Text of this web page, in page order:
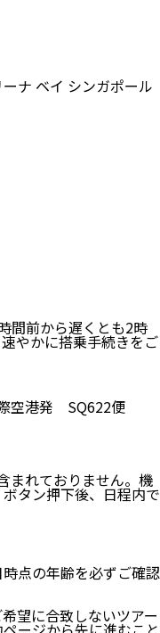
ナ ベイ シンガポール
間前から遅くとも2時
やかに搭乗手続きをご
空港発 SQ622便
まれておりません。機
タン押下後、日程内で
点の年齢を必ずご確認
望に合致しないツアー